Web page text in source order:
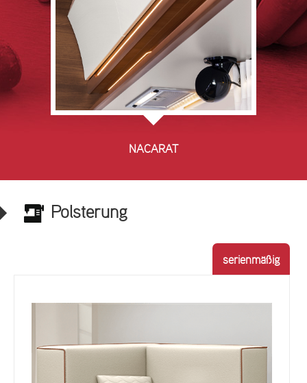
NACARAT
Polsterung
serienmäßig